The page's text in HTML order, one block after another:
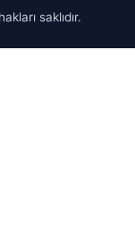
saklıdır.